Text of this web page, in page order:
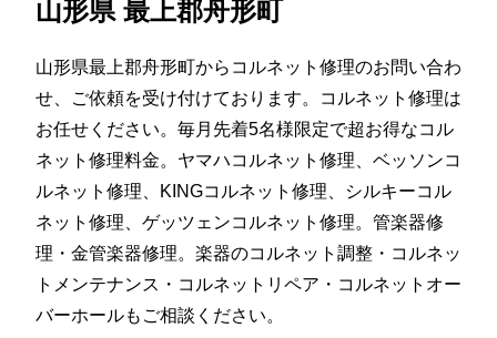
山形県 最上郡舟形町
山形県最上郡舟形町からコルネット修理のお問い合わ
せ、ご依頼を受け付けております。コルネット修理は
お任せください。毎月先着5名様限定で超お得なコル
ネット修理料金。ヤマハコルネット修理、ベッソンコ
ルネット修理、KINGコルネット修理、シルキーコル
ネット修理、ゲッツェンコルネット修理。管楽器修
理・金管楽器修理。楽器のコルネット調整・コルネッ
トメンテナンス・コルネットリペア・コルネットオー
バーホールもご相談ください。